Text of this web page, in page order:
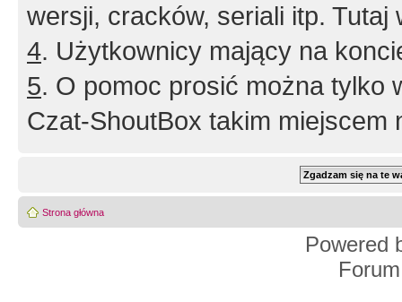
wersji, cracków, seriali itp. Tutaj
4. Użytkownicy mający na
5. O pomoc prosić można tylko
Czat-ShoutBox takim miejscem
Strona główna
Powered